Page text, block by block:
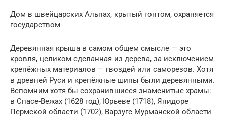
Дом в швейцарских Альпах, крытый гонтом, охраняется
государством
Деревянная крыша в самом общем смысле — это
кровля, целиком сделанная из дерева, за исключением
крепёжных материалов — гвоздей или саморезов. Хотя
в древней Руси и крепёжные шипы были деревянными.
Вспомним хотя бы сохранившиеся знаменитые храмы:
в Спасе-Вежах (1628 год), Юрьеве (1718), Янидоре
Пермской области (1702), Варзуге Мурманской области